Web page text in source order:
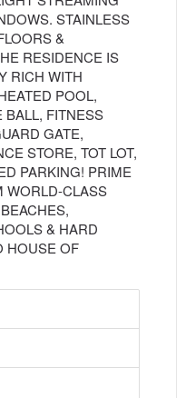
STAINLESS
&
RESIDENCE IS
RICH WITH
POOL,
BALL, FITNESS
GATE,
STORE, TOT LOT,
PARKING! PRIME
WORLD-CLASS
& HARD
HOUSE OF